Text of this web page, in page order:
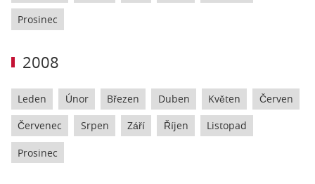
Prosinec
2008
Leden Únor Březen Duben Květen Červen
Červenec Srpen Září Říjen Listopad
Prosinec